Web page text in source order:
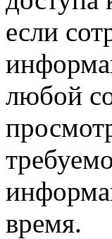
если
любой
время.